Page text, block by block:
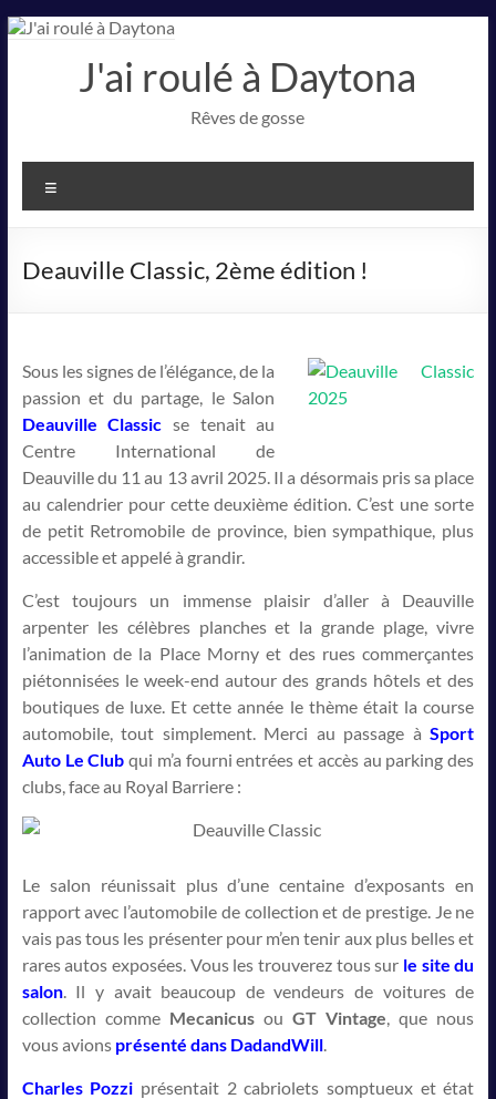
Aller
J'ai roulé à Daytona
Rêves de gosse
Deauville Classic, 2ème édition !
Sous les signes de l’élégance, de la
passion et du partage, le Salon
Deauville Classic se tenait au
Centre International de
Deauville du 11 au 13 avril 2025. Il a désormais pris sa place
au calendrier pour cette deuxième édition. C’est une sorte
de petit Retromobile de province, bien sympathique, plus
accessible et appelé à grandir.
C’est toujours un immense plaisir d’aller à Deauville
arpenter les célèbres planches et la grande plage, vivre
l’animation de la Place Morny et des rues commerçantes
piétonnisées le week-end autour des grands hôtels et des
boutiques de luxe. Et cette année le thème était la course
automobile, tout simplement. Merci au passage àSport
Auto Le Club qui m’a fourni entrées et accès au parking des
clubs, face au Royal Barriere :
Le salon réunissait plus d’une centaine d’exposants en
rapport avec l’automobile de collection et de prestige. Je ne
vais pas tous les présenter pour m’en tenir aux plus belles et
rares autos exposées. Vous les trouverez tous sur le site du
salon. Il y avait beaucoup de vendeurs de voitures de
collection comme MecanicusouGT Vintage, que nous
vous avions présenté dans DadandWill.
Charles Pozzi présentait 2 cabriolets somptueux et état